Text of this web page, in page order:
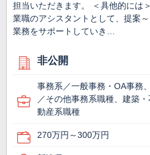
担当いただきます。 ＜具他的には
業職のアシスタントとして、提案
業務をサポートしていき…
非公開
事務系／一般事務・OA事務
／その他事務系職種、建築
動産系職種
270万円～300万円